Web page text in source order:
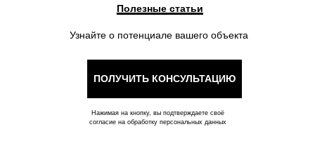
Узнайте о потенциале вашего объекта
ПОЛУЧИТЬ КОНСУЛЬТАЦИЮ
Нажимая на кнопку, вы подтверждаете своё
согласие на обработку персональных данных
Полезные статьи